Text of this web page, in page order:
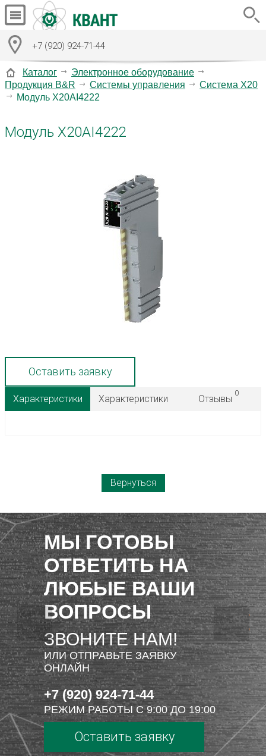
+7 (920) 924-71-44
Каталог
Электронное оборудование
Продукция B&R
Системы управления
Система X20
Модуль X20AI4222
Модуль X20AI4222
Оставить заявку
Характеристики Характеристики Отзывы
0
Вернуться
МЫ ГОТОВЫ
ОТВЕТИТЬ НА
ЛЮБЫЕ ВАШИ
ВОПРОСЫ
ЗВОНИТЕ НАМ!
ИЛИ ОТПРАВЬТЕ ЗАЯВКУ
ОНЛАЙН
+7 (920) 924-71-44
РЕЖИМ РАБОТЫ С 9:00 ДО 19:00
Оставить заявку